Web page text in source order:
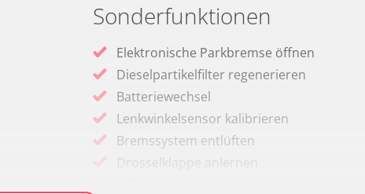
Sonderfunktionen
Elektronische Parkbremse öffnen
Dieselpartikelfilter regenerieren
Batteriewechsel
Lenkwinkelsensor kalibrieren
Bremssystem entlüften
Drosselklappe anlernen